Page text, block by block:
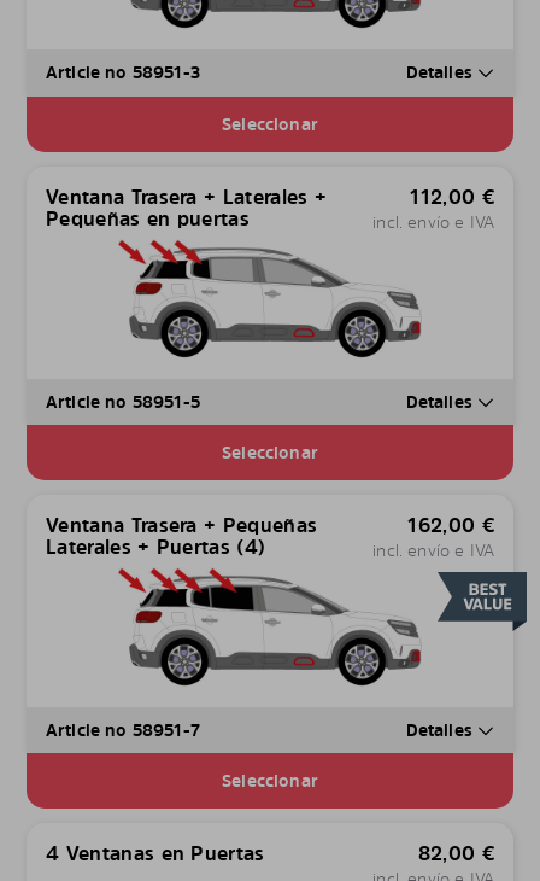
Article no 58951-3 Detalles
Seleccionar
Ventana Trasera + Laterales +
Pequeñas en puertas
112,00 €
incl. envío e IVA
Article no 58951-5 Detalles
Seleccionar
Ventana Trasera + Pequeñas
Laterales + Puertas (4)
162,00 €
incl. envío e IVA
Article no 58951-7 Detalles
Seleccionar
4 Ventanas en Puertas 82,00 €